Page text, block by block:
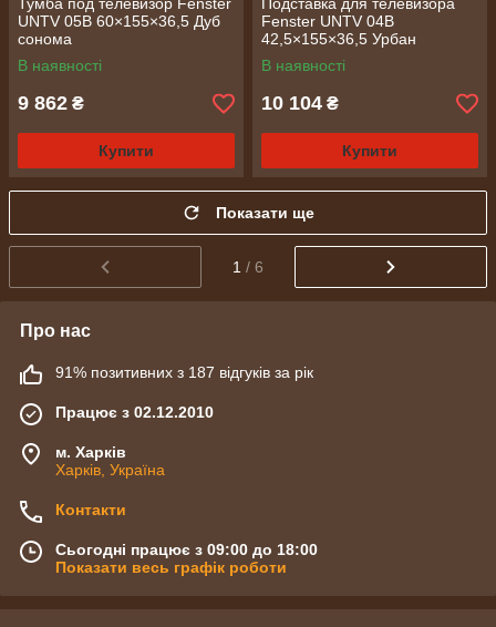
UNTV 05B 60×155×36,5 Дуб
сонома
В наявності
9 862 ₴
Купити
Fenster UNTV 04B
42,5×155×36,5 Урбан
В наявності
10 104 ₴
Купити
Показати ще
1 / 6
Про нас
91% позитивних з 187 відгуків за рік
Працює з 02.12.2010
м. Харків
Харків, Україна
Контакти
Сьогодні працює з 09:00 до 18:00
Показати весь графік роботи